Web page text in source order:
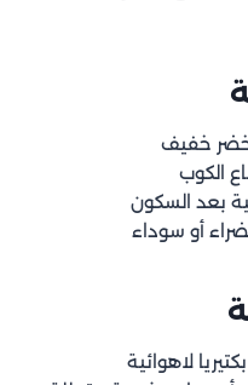
الصيانة الوقائية
خفيف
الكوب
بعد السكون
أو سوداء
لاهوائية